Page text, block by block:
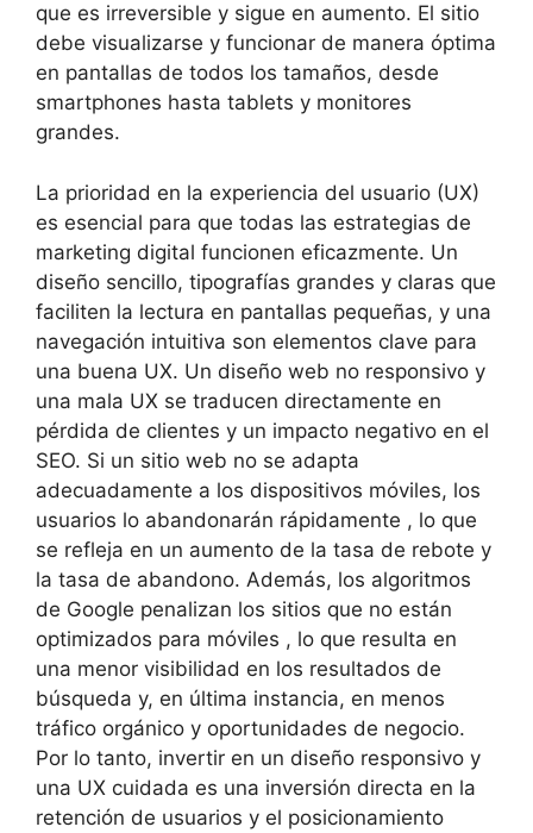
que es irreversible y sigue en aumento. El sitio
debe visualizarse y funcionar de manera óptima
en pantallas de todos los tamaños, desde
smartphones hasta tablets y monitores
grandes.
La prioridad en la experiencia del usuario (UX)
es esencial para que todas las estrategias de
marketing digital funcionen eficazmente. Un
diseño sencillo, tipografías grandes y claras que
faciliten la lectura en pantallas pequeñas, y una
navegación intuitiva son elementos clave para
una buena UX. Un diseño web no responsivo y
una mala UX se traducen directamente en
pérdida de clientes y un impacto negativo en el
SEO. Si un sitio web no se adapta
adecuadamente a los dispositivos móviles, los
usuarios lo abandonarán rápidamente , lo que
se refleja en un aumento de la tasa de rebote y
la tasa de abandono. Además, los algoritmos
de Google penalizan los sitios que no están
optimizados para móviles , lo que resulta en
una menor visibilidad en los resultados de
búsqueda y, en última instancia, en menos
tráfico orgánico y oportunidades de negocio.
Por lo tanto, invertir en un diseño responsivo y
una UX cuidada es una inversión directa en la
retención de usuarios y el posicionamiento